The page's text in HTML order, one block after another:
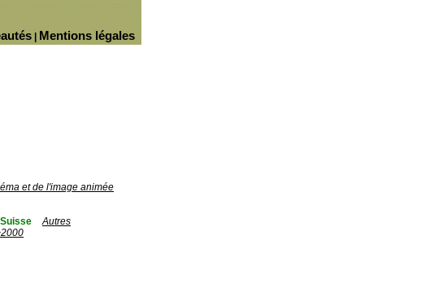
Mentions légales
et de l'image animée
Suisse
Autres